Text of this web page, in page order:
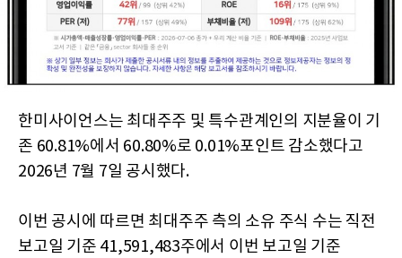
한미사이언스는 최대주주 및 특수관계인의 지분율이 기
존 60.81%에서 60.80%로 0.01%포인트 감소했다고
2026년 7월 7일 공시했다.
이번 공시에 따르면 최대주주 측의 소유 주식 수는 직전
보고일 기준 41,591,483주에서 이번 보고일 기준